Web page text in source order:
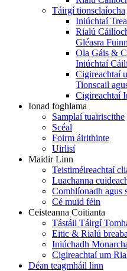
Táirgí tionsclaíocha
Iniúchtaí
Rialú
Gléasra
Ola Gáis &
Iniúchtaí
Cigireachtaí
Tionscail
Cigireachtaí
Ionad foghlama
Samplaí tuairiscithe
Scéal
Foirm áirithinte
Uirlisí
Maidir Linn
Teistiméireachtaí
Luachanna
Comhlíonadh agus
Cé muid féin
Ceisteanna Coitianta
Tástáil Táirgí
Eitic & Rialú
Iniúchadh
Cigireachtaí um
Déan teagmháil linn